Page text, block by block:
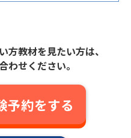
方教材を見たい方は、
わせください。
予約をする